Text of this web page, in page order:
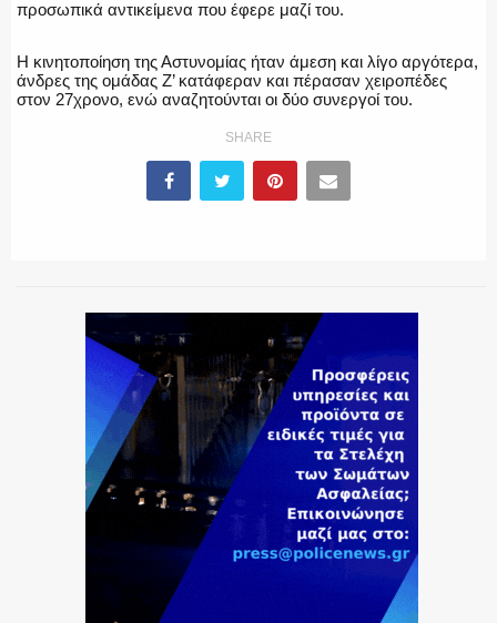
ΕΝΟΠΛΕΣ ΔΥΝΑΜΕΙΣ
προσωπικά αντικείμενα που έφερε μαζί του.
Η κινητοποίηση της Αστυνομίας ήταν άμεση και λίγο αργότερα,
άνδρες της ομάδας Ζ’ κατάφεραν και πέρασαν χειροπέδες
στον 27χρονο, ενώ αναζητούνται οι δύο συνεργοί του.
SHARE